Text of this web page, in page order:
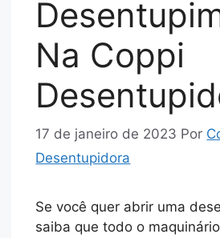
Na Coppi
17 de janeiro de 2023 Por
Desentupidora
Se você quer abrir uma
saiba que todo o